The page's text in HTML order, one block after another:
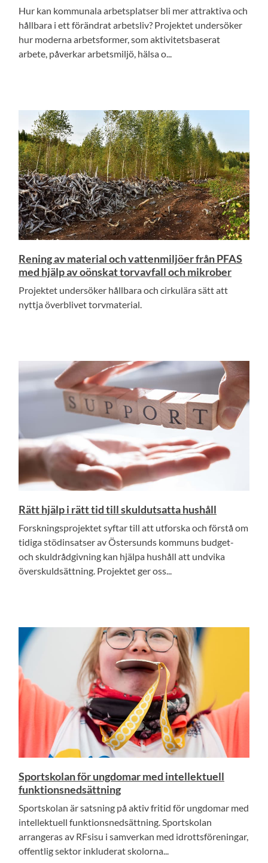
Hur kan kommunala arbetsplatser bli mer attraktiva och
hållbara i ett förändrat arbetsliv? Projektet undersöker
hur moderna arbetsformer, som aktivitetsbaserat
arbete, påverkar arbetsmiljö, hälsa o...
Rening av material och vattenmiljöer från PFAS
med hjälp av oönskat torvavfall och mikrober
Projektet undersöker hållbara och cirkulära sätt att
nyttja överblivet torvmaterial.
Rätt hjälp i rätt tid till skuldutsatta hushåll
Forskningsprojektet syftar till att utforska och förstå om
tidiga stödinsatser av Östersunds kommuns budget-
och skuldrådgivning kan hjälpa hushåll att undvika
överskuldsättning. Projektet ger oss...
Sportskolan för ungdomar med intellektuell
funktionsnedsättning
Sportskolan är satsning på aktiv fritid för ungdomar med
intellektuell funktionsnedsättning. Sportskolan
arrangeras av RFsisu i samverkan med idrottsföreningar,
offentlig sektor inkluderat skolorna...